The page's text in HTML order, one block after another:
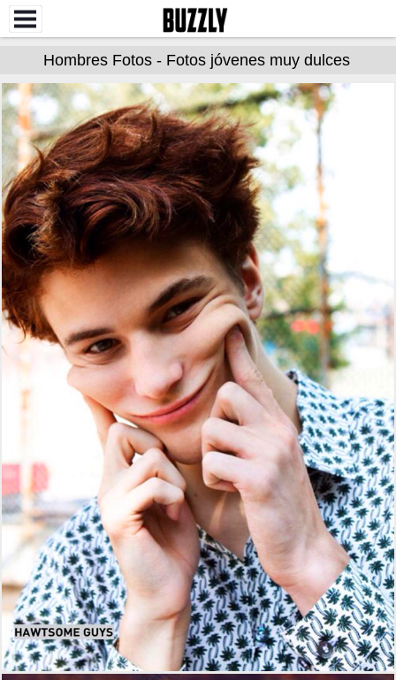
Hombres Fotos - Fotos jóvenes muy dulces